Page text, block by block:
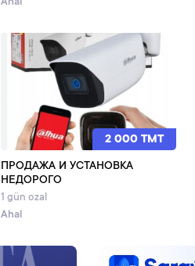
2 000 TMT
ПРОДАЖА И УСТАНОВКА
НЕДОРОГО
1 gün ozal
Ahal